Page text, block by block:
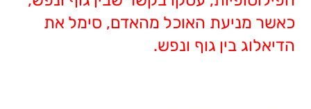
כאשר מניעת האוכל מהאדם, סימל את
הדיאלוג בין גוף ונפש.